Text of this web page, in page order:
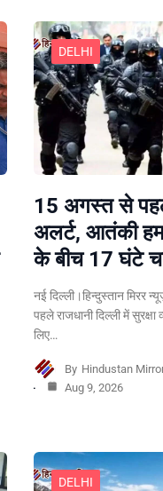
DELHI
15 अगस्त से
अलर्ट, आतंकी
के बीच 17 घंटे
नई दिल्ली।हिन्दुस्तान मिरर
पहले राजधानी दिल्ली में
लिए…
By Hindustan
Aug 9, 2026
DELHI